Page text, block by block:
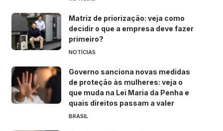
Matriz de priorização: veja como
decidir o que a empresa deve fazer
primeiro?
NOTÍCIAS
Governo sanciona novas medidas
de proteção às mulheres: veja o
que muda na Lei Maria da Penha e
quais direitos passam a valer
BRASIL